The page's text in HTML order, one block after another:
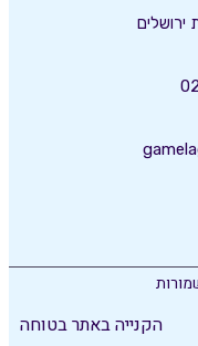
הקנייה באתר בטוחה